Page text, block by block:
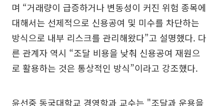
며 “거래량이 급증하거나 변동성이 커진 위험 종목에
대해서는 선제적으로 신용공여 및 미수를 차단하는
방식으로 내부 리스크를 관리해왔다”고 설명했다. 다
른 관계자 역시 “조달 비용을 낮춰 신용공여 재원으
로 활용하는 것은 통상적인 방식”이라고 강조했다.
윤선중 동국대학교 경영학과 교수는 "조달과 운용을